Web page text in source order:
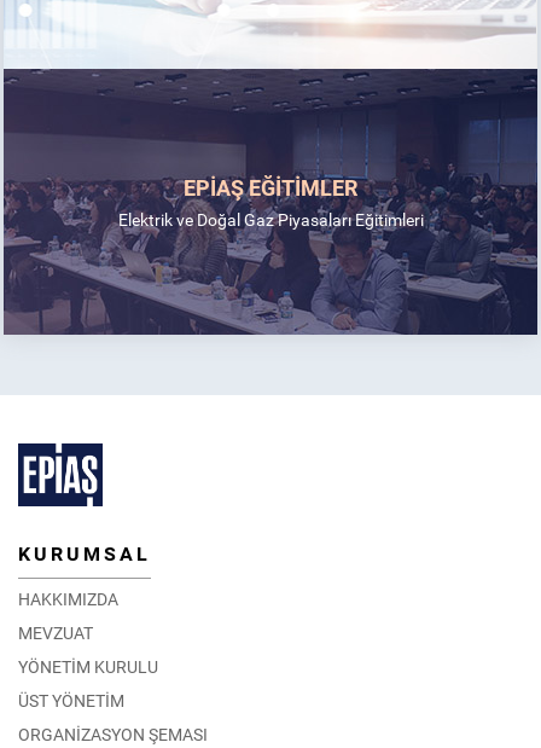
EPİAŞ EĞİTİMLER
Elektrik ve Doğal Gaz Piyasaları Eğitimleri
KURUMSAL
HAKKIMIZDA
MEVZUAT
YÖNETİM KURULU
ÜST YÖNETİM
ORGANİZASYON ŞEMASI